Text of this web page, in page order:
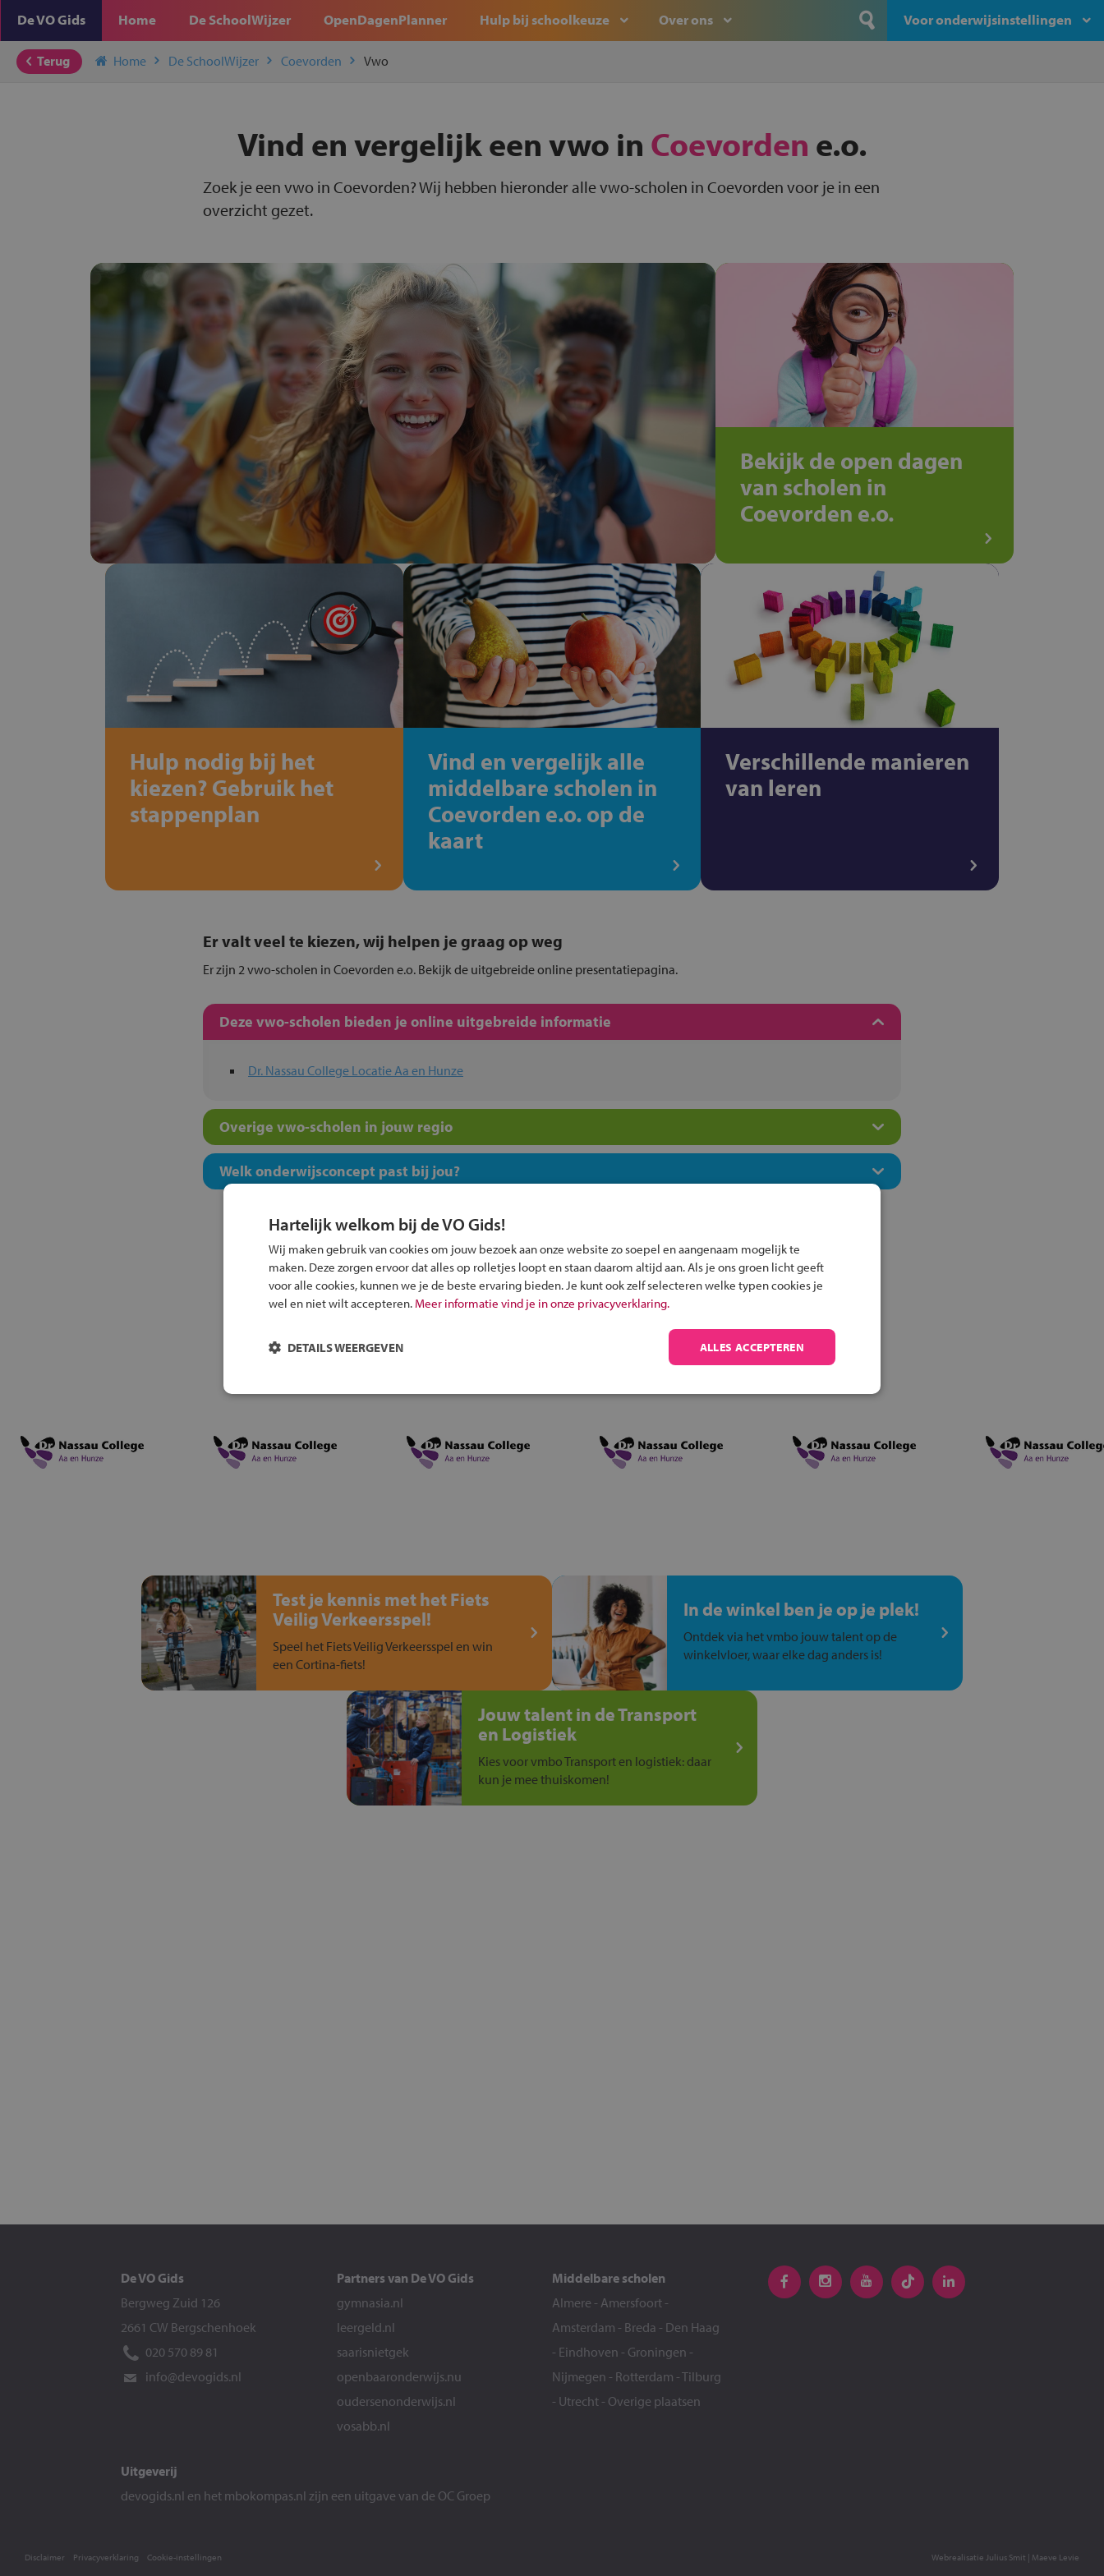
De VO Gids Home De SchoolWijzer OpenDagenPlanner Hulp bij schoolkeuze Over ons Voor onderwijsinstellingen
Terug Home De SchoolWijzer Coevorden Vwo
Vind en vergelijk een vwo in Coevorden e.o.
Zoek je een vwo in Coevorden? Wij hebben hieronder alle vwo-scholen in Coevorden voor je in een
overzicht gezet.
Bekijk de open dagen
van scholen in
Coevorden e.o.
Hulp nodig bij het
kiezen? Gebruik het
stappenplan
Vind en vergelijk alle
middelbare scholen in
Coevorden e.o. op de
kaart
Verschillende manieren
van leren
Er valt veel te kiezen, wij helpen je graag op weg
Er zijn 2 vwo-scholen in Coevorden e.o. Bekijk de uitgebreide online presentatiepagina.
Deze vwo-scholen bieden je online uitgebreide informatie
Dr. Nassau College Locatie Aa en Hunze
Overige vwo-scholen in jouw regio
Welk onderwijsconcept past bij jou?
Inschrijven?
Alle informatie om je kind aan te melden bij
Test je kennis met het Fiets
Veilig Verkeersspel!
Speel het Fiets Veilig Verkeersspel en win
een Cortina-fiets!
In de winkel ben je op je plek!
Ontdek via het vmbo jouw talent op de
winkelvloer, waar elke dag anders is!
Jouw talent in de Transport
en Logistiek
Kies voor vmbo Transport en logistiek: daar
kun je mee thuiskomen!
De VO Gids
Bergweg Zuid 126
2661 CW Bergschenhoek
020 570 89 81
info@devogids.nl
Partners van De VO Gids
gymnasia.nl
leergeld.nl
saarisnietgek
openbaaronderwijs.nu
oudersenonderwijs.nl
vosabb.nl
Middelbare scholen
Almere - Amersfoort -
Amsterdam - Breda - Den Haag
- Eindhoven - Groningen -
Nijmegen - Rotterdam -Tilburg
- Utrecht - Overige plaatsen
Uitgeverij
devogids.nl en het mbokompas.nl zijn een uitgave van de OC Groep
Webrealisatie Julius Smit | Maeve Levie
Disclaimer Privacyverklaring Cookie-instellingen
Hartelijk welkom bij de VO Gids!
Wij maken gebruik van cookies om jouw bezoek aan onze website zo soepel en aangenaam mogelijk te
maken. Deze zorgen ervoor dat alles op rolletjes loopt en staan daarom altijd aan. Als je ons groen licht geeft
voor alle cookies, kunnen we je de beste ervaring bieden. Je kunt ook zelf selecteren welke typen cookies je
wel en niet wilt accepteren. Meer informatie vind je in onze privacyverklaring.
ALLES ACCEPTEREN
DETAILS WEERGEVEN